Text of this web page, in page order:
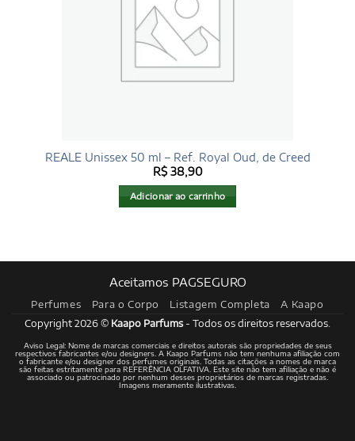
REALE Unissex 50 ml – Ref. Royal Oud, de Creed
R$38,90
Adicionar ao carrinho
Aceitamos PAGSEGURO
Perfumes Para o Corpo Listagem Completa A Kaapo
Copyright 2026 © Kaapo Parfums- Todos os direitos reservados.
Aviso Legal: Nome de marcas comerciais e direitos autorais são propriedades de seus
respectivos fabricantes e/ou designers. A Kaapo Parfums não tem nenhuma afiliação com
o fabricante e/ou designer dos perfumes originais. Todas as citações a nomes de marca
são feitas estritamente para REFERÊNCIA OLFATIVA. Este site não tem afiliação e não é
associado ou patrocinado por nenhum desses proprietários de marcas registradas.
Imagens meramente ilustrativas.